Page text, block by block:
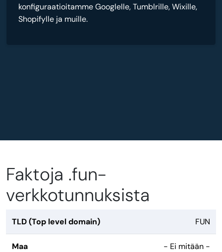
konfiguraatioitamme Googlelle, Tumblrille, Wixille,
Shopifylle ja muille.
Faktoja .fun-
verkkotunnuksista
TLD (Top level domain) FUN
Maa - Ei mitään -